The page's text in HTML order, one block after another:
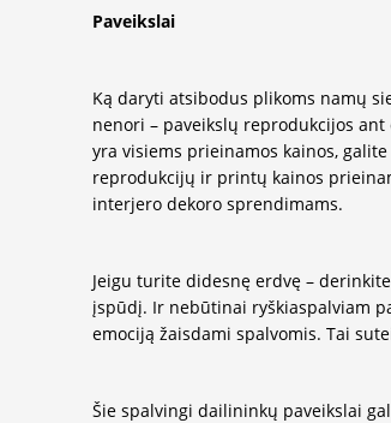
Paveikslai
Ką daryti atsibodus plikoms namų
nenori – paveikslų reprodukcijos
yra visiems prieinamos kainos,
reprodukcijų ir printų kainos
interjero dekoro sprendimams.
Jeigu turite didesnę erdvę –
įspūdį. Ir nebūtinai ryškiaspalviam
emociją žaisdami spalvomis. Tai
Šie spalvingi dailininkų paveikslai